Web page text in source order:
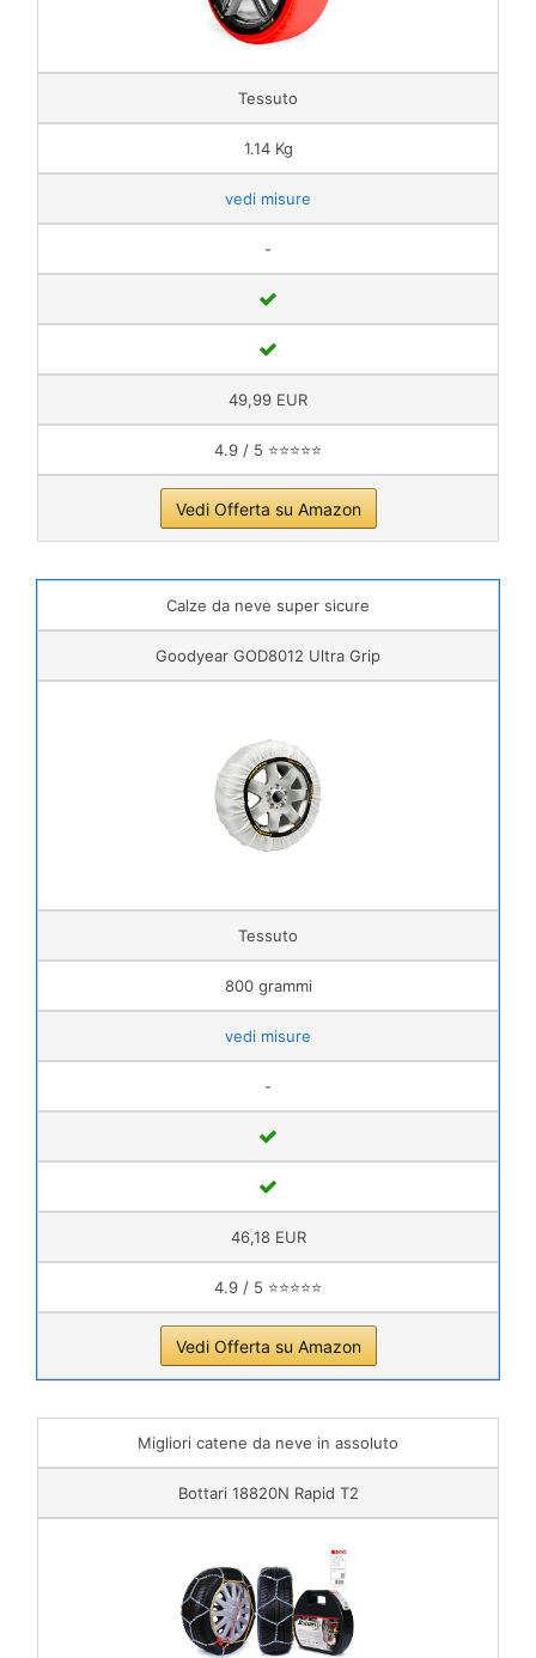
Tessuto
1.14 Kg
vedi misure
-
49,99 EUR
4.9 / 5 ⭐⭐⭐⭐⭐
Vedi Offerta su Amazon
Calze da neve super sicure
Goodyear GOD8012 Ultra Grip
Tessuto
800 grammi
vedi misure
-
46,18 EUR
4.9 / 5 ⭐⭐⭐⭐⭐
Vedi Offerta su Amazon
Migliori catene da neve in assoluto
Bottari ‎18820N Rapid T2